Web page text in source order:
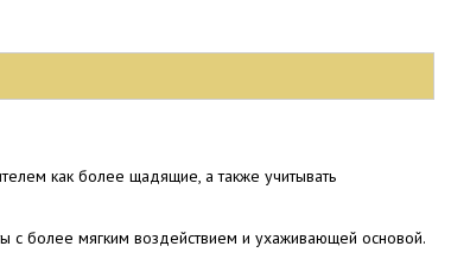
как более щадящие, а также учитывать
с более мягким воздействием и ухаживающей основой.